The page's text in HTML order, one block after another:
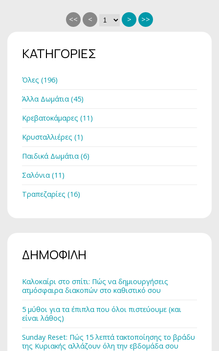
<< < > >>
ΚΑΤΗΓΟΡΙΕΣ
Όλες (196)
Άλλα Δωμάτια (45)
Κρεβατοκάμαρες (11)
Κρυσταλλιέρες (1)
Παιδικά Δωμάτια (6)
Σαλόνια (11)
Τραπεζαρίες (16)
ΔΗΜΟΦΙΛΗ
Καλοκαίρι στο σπίτι: Πώς να δημιουργήσεις
ατμόσφαιρα διακοπών στο καθιστικό σου
5 μύθοι για τα έπιπλα που όλοι πιστεύουμε (και
είναι λάθος)
Sunday Reset: Πώς 15 λεπτά τακτοποίησης το βράδυ
της Κυριακής αλλάζουν όλη την εβδομάδα σου